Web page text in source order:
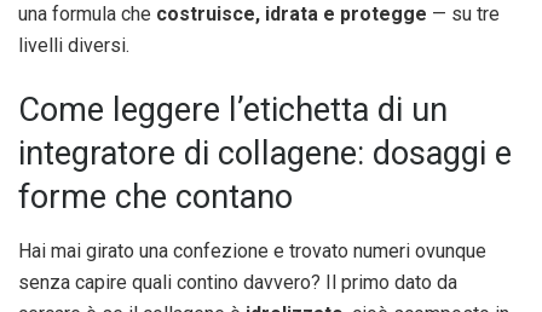
una formula che costruisce, idrata e protegge — su tre
livelli diversi.
Come leggere l’etichetta di un
integratore di collagene: dosaggi e
forme che contano
Hai mai girato una confezione e trovato numeri ovunque
senza capire quali contino davvero? Il primo dato da